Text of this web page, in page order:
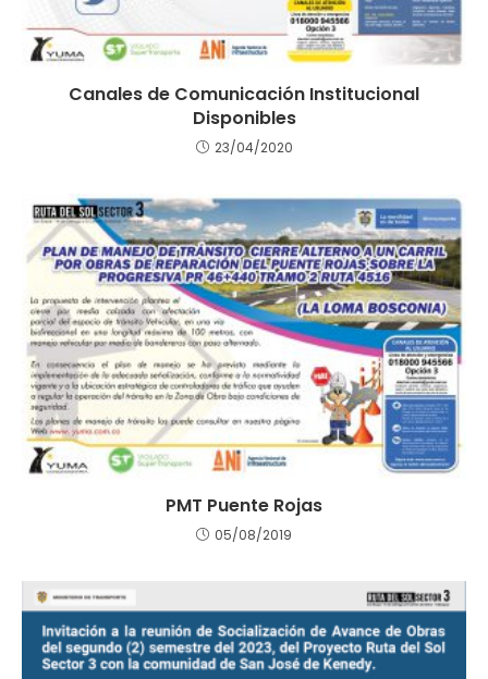
Canales de Comunicación Institucional
Disponibles
23/04/2020
PMT Puente Rojas
05/08/2019